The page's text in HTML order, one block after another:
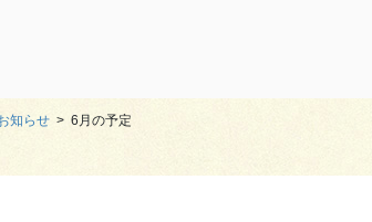
知らせ 6月の予定